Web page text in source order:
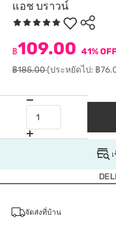
แอช บราวน์
฿109.00 41%
฿185.00(ประหยัดไป: ฿
จัดส่งที่บ้าน